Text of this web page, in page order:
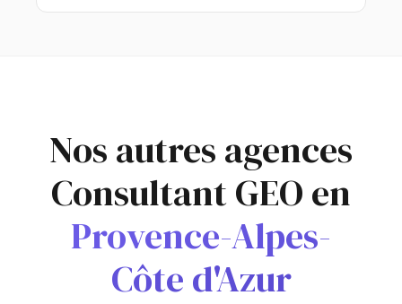
Nos autres agences
Consultant GEO en
Provence-Alpes-
Côte d'Azur